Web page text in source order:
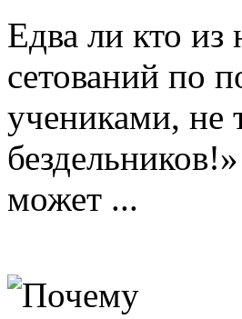
Едва ли кто из
сетований по
учениками, не
может ...